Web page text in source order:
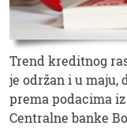
Trend kreditnog
je održan i u maju,
prema podacima
Centralne banke